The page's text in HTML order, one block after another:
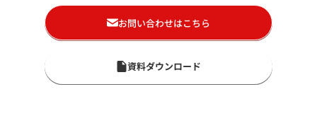
お問い合わせはこちら
資料ダウンロード